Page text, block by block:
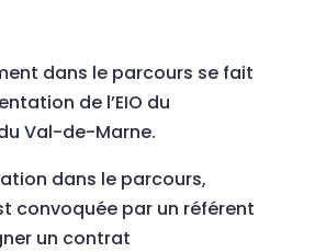
dans le parcours se fait
de l’EIO du
Val-de-Marne.
dans le parcours,
convoquée par un référent
un contrat